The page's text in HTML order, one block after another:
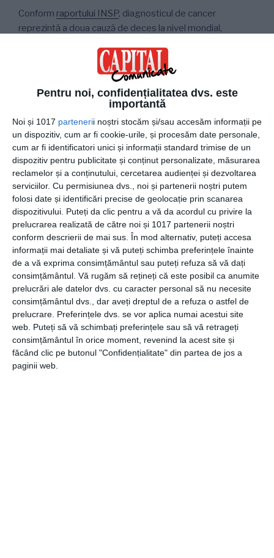
Pentru noi, confidențialitatea dvs. este
importantă
Noi și 1017 partenerii noștri stocăm și/sau accesăm informații pe
un dispozitiv, cum ar fi cookie-urile, și procesăm date personale,
cum ar fi identificatori unici și informații standard trimise de un
dispozitiv pentru publicitate și conținut personalizate, măsurarea
reclamelor și a conținutului, cercetarea audienței și dezvoltarea
serviciilor. Cu permisiunea dvs., noi și partenerii noștri putem
folosi date și identificări precise de geolocație prin scanarea
dispozitivului. Puteți da clic pentru a vă da acordul cu privire la
prelucrarea realizată de către noi și 1017 partenerii noștri
conform descrierii de mai sus. În mod alternativ, puteți accesa
informații mai detaliate și vă puteți schimba preferințele înainte
de a vă exprima consimțământul sau puteți refuza să vă dați
consimțământul. Vă rugăm să rețineți că este posibil ca anumite
prelucrări ale datelor dvs. cu caracter personal să nu necesite
consimțământul dvs., dar aveți dreptul de a refuza o astfel de
prelucrare. Preferințele dvs. se vor aplica numai acestui site
web. Puteți să vă schimbați preferințele sau să vă retrageți
consimțământul în orice moment, revenind la acest site și
făcând clic pe butonul "Confidențialitate" din partea de jos a
paginii web.
Conform raportului INSP, diagnosticul de cancer
reprezintă a doua cauză de deces la nivel mondial,
cancerul mamar a devenit,
cel mai frecvent tip de cancer
milioane de cazuri diagnosticate și 685.000 decese. În
România, au fost înregistrate, în același an: 12.085 cazuri
noi de cancer de sân și un număr de 3.918 de decese, cu
circa 5 procente mai mare decât numărul de decese
cauzate de cancerul colorectal și cancerul pulmonar.
Institutul Sânuluieste uncentru specializat în
tratamentul chirurgical al patologiei mamare.
Echipa medicală, coordonată de Dr. Cristian Viișoreanu,
medic primar Chirurgie generală, supra-specializat în
Chirurgia oncologică, deține o vastă experiență în
tratamentul chirurgical al cancerului mamar. Pacienții
Institutului Sânului beneficiază, de asemenea, de o
infrastructură clinică modernă și de un circuit terapeutic
gândit să acopere întreaga paletă de servicii adiacente –
screening imagistic, diagnostic și monitorizare multi-
disciplinară, chimioterapie, radioterapie, kinetoterapie
precum și o monitorizare pe termen lung, sub îndrumarea
unui manager de pacienți.